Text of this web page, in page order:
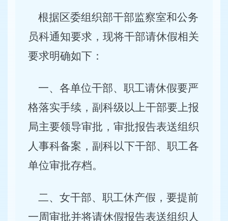
根据区委组织部干部监察室和公务
员科通知要求，现将干部请休假相关
要求明确如下：
一、各单位干部、职工请休假要严
格落实手续，副科级以上干部要上报
局主要领导审批，审批报告表送组织
人事科备案，副科以下干部、职工各
单位审批存档。
二、女干部、职工休产假，要提前
一周审批并将请休假报告表送组织人